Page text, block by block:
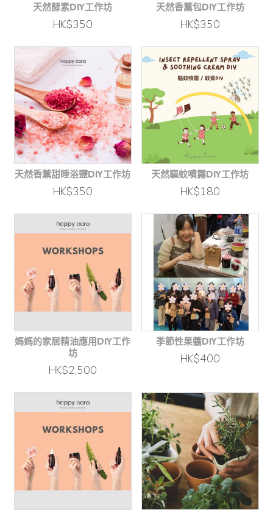
天然酵素DIY工作坊
HK$350
天然香薰包DIY工作坊
HK$350
天然香薰甜睡浴鹽DIY工作坊
HK$350
天然驅蚊噴霧DIY工作坊
HK$180
媽媽的家居精油應用DIY工作
坊
HK$2,500
季節性果醬DIY工作坊
HK$400